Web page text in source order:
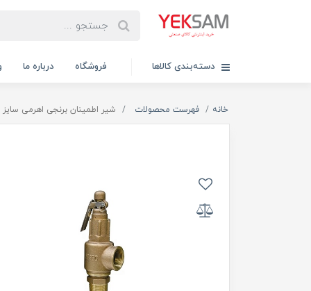
دسته‌بندی کالاها فروشگاه درباره ما
خانه فهرست محصولات شیر اطمینان برنجی اهرمی سایز ۱/۲ اینچ هایسک HISEC